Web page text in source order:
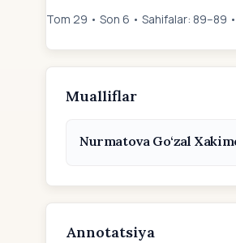
Tom 29 • Son 6 • Sahifalar: 89–89
Mualliflar
Nurmatova Go‘zal
Annotatsiya